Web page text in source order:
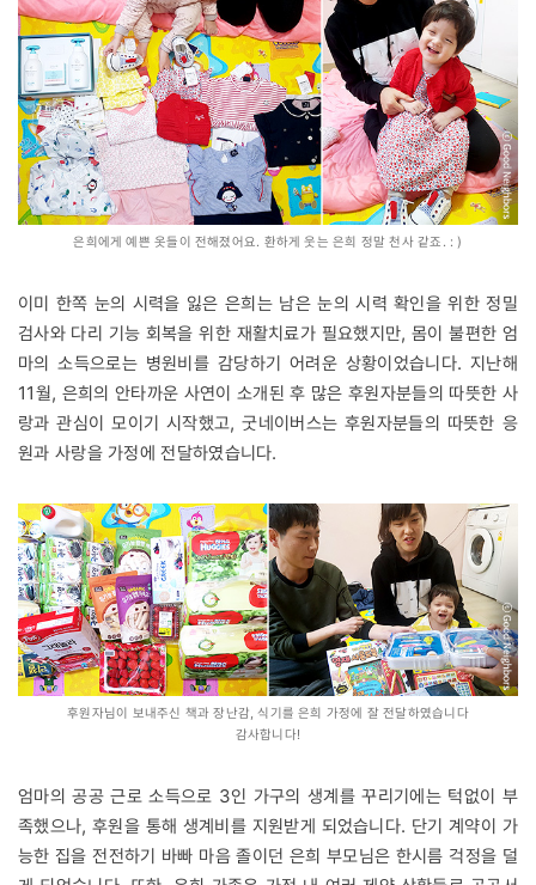
은희에게 예쁜 옷들이 전해졌어요. 환하게 웃는 은희 정말 천사 같죠. : )
이미 한쪽 눈의 시력을 잃은 은희는 남은 눈의 시력 확인을 위한 정밀
검사와 다리 기능 회복을 위한 재활치료가 필요했지만, 몸이 불편한 엄
마의 소득으로는 병원비를 감당하기 어려운 상황이었습니다. 지난해
11월, 은희의 안타까운 사연이 소개된 후 많은 후원자분들의 따뜻한 사
랑과 관심이 모이기 시작했고, 굿네이버스는 후원자분들의 따뜻한 응
원과 사랑을 가정에 전달하였습니다.
후원자님이 보내주신 책과 장난감, 식기를 은희 가정에 잘 전달하였습니다
감사합니다!
엄마의 공공 근로 소득으로 3인 가구의 생계를 꾸리기에는 턱없이 부
족했으나, 후원을 통해 생계비를 지원받게 되었습니다. 단기 계약이 가
능한 집을 전전하기 바빠 마음 졸이던 은희 부모님은 한시름 걱정을 덜